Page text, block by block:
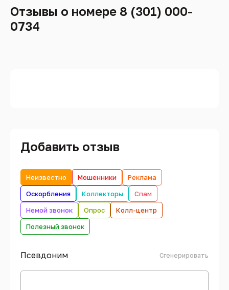
Отзывы о номере 8 (301) 000-
0734
Добавить отзыв
Неизвестно Мошенники
Реклама
Оскорбления
Коллекторы
Спам
Немой звонок
Опрос
Колл-центр
Полезный звонок
Псевдоним Сгенерировать